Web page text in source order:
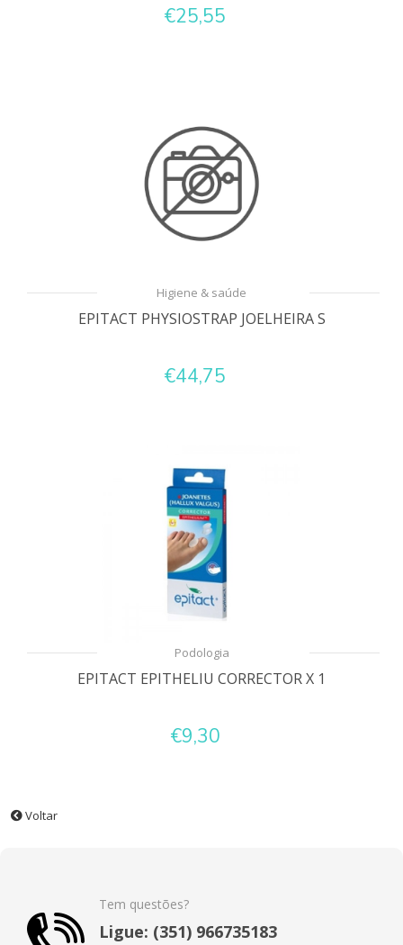
€25,55
Higiene & saúde
EPITACT PHYSIOSTRAP JOELHEIRA S
€44,75
Podologia
EPITACT EPITHELIU CORRECTOR X 1
€9,30
Voltar
Tem questões?
Ligue: (351) 966735183